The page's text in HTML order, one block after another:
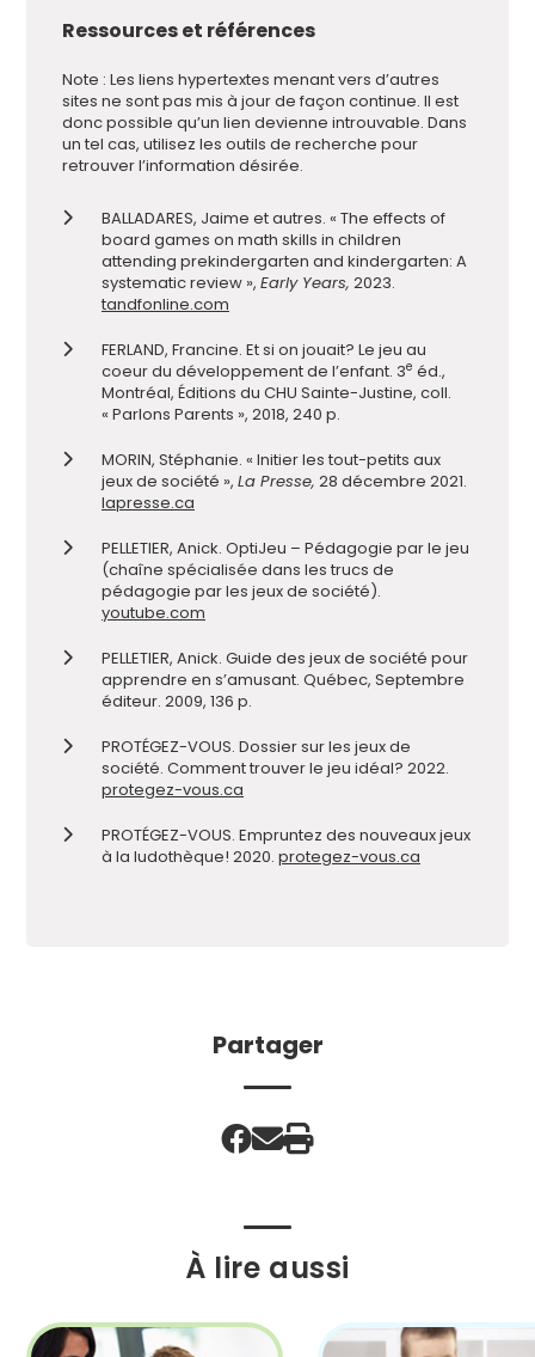
Ressources et références
Note : Les liens hypertextes menant vers d’autres
sites ne sont pas mis à jour de façon continue. Il est
donc possible qu’un lien devienne introuvable. Dans
un tel cas, utilisez les outils de recherche pour
retrouver l’information désirée.
BALLADARES, Jaime et autres. « The effects of
board games on math skills in children
attending prekindergarten and kindergarten: A
systematic review », Early Years, 2023.
tandfonline.com
FERLAND, Francine. Et si on jouait? Le jeu au
coeur du développement de l’enfant. 3e éd.,
Montréal, Éditions du CHU Sainte-Justine, coll.
« Parlons Parents », 2018, 240 p.
MORIN, Stéphanie. « Initier les tout-petits aux
jeux de société », La Presse, 28 décembre 2021.
lapresse.ca
PELLETIER, Anick. OptiJeu – Pédagogie par le jeu
(chaîne spécialisée dans les trucs de
pédagogie par les jeux de société).
youtube.com
PELLETIER, Anick. Guide des jeux de société pour
apprendre en s’amusant. Québec, Septembre
éditeur. 2009, 136 p.
PROTÉGEZ-VOUS. Dossier sur les jeux de
société. Comment trouver le jeu idéal? 2022.
protegez-vous.ca
PROTÉGEZ-VOUS. Empruntez des nouveaux jeux
à la ludothèque! 2020. protegez-vous.ca
Partager
À lire aussi